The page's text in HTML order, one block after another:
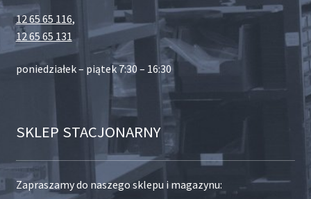
12 65 65 116,
12 65 65 131
poniedziałek – piątek 7:30 – 16:30
SKLEP STACJONARNY
Zapraszamy do naszego sklepu i magazynu: